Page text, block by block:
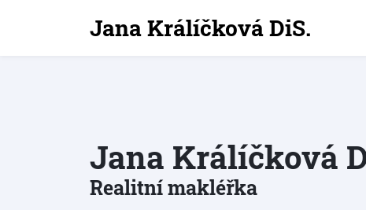
Jana Králíčková DiS.
Jana Králíčková
Realitní makléřka